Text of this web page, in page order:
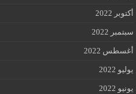
أكتوبر 2022
سبتمبر 2022
أغسطس 2022
يوليو 2022
يونيو 2022